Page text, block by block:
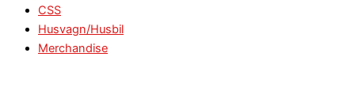
CSS
Husvagn/Husbil
Merchandise